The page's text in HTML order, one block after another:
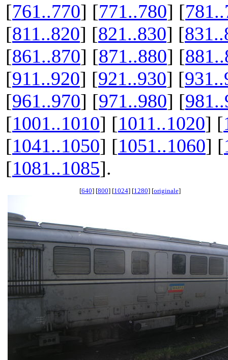
[761..770] [771..780] [
[811..820] [821..830] [
[861..870] [871..880] [
[911..920] [921..930] [
[961..970] [971..980] [
[1001..1010] [1011..1020] [
[1041..1050] [1051..1060] [
[1081..1085].
[640] [800] [1024] [1280] [originale]